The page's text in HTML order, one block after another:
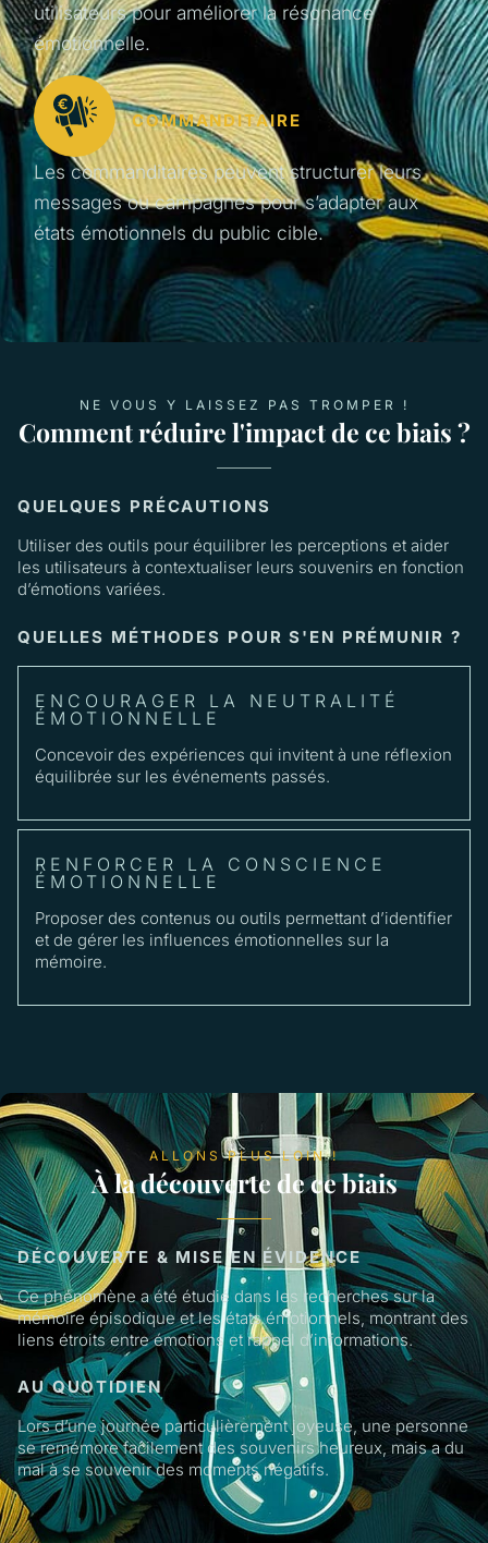
utilisateurs pour améliorer la résonance
émotionnelle.
COMMANDITAIRE
Les commanditaires peuvent structurer leurs
messages ou campagnes pour s’adapter aux
états émotionnels du public cible.
NE VOUS Y LAISSEZ PAS TROMPER !
Comment réduire l'impact de ce biais ?
QUELQUES PRÉCAUTIONS
Utiliser des outils pour équilibrer les perceptions et aider
les utilisateurs à contextualiser leurs souvenirs en fonction
d’émotions variées.
QUELLES MÉTHODES POUR S'EN PRÉMUNIR ?
ENCOURAGER LA NEUTRALITÉ
ÉMOTIONNELLE
Concevoir des expériences qui invitent à une réflexion
équilibrée sur les événements passés.
RENFORCER LA CONSCIENCE
ÉMOTIONNELLE
Proposer des contenus ou outils permettant d’identifier
et de gérer les influences émotionnelles sur la
mémoire.
ALLONS PLUS LOIN !
À la découverte de ce biais
DÉCOUVERTE & MISE EN ÉVIDENCE
Ce phénomène a été étudié dans les recherches sur la
mémoire épisodique et les états émotionnels, montrant des
liens étroits entre émotions et rappel d’informations.
AU QUOTIDIEN
Lors d’une journée particulièrement joyeuse, une personne
se remémore facilement des souvenirs heureux, mais a du
mal à se souvenir des moments négatifs.